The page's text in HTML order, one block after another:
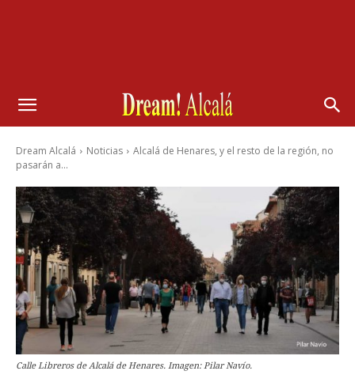
Dream Alcalá Noticias
Alcalá de Henares, y el resto de la región, no
pasarán a...
Calle Libreros de Alcalá de Henares. Imagen: Pilar Navío.